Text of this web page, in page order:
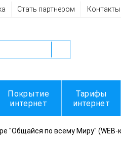
Стать партнером Контакты
Покрытие
интернет
Тарифы
интернет
"Общайся по всему Миру" (WEB-